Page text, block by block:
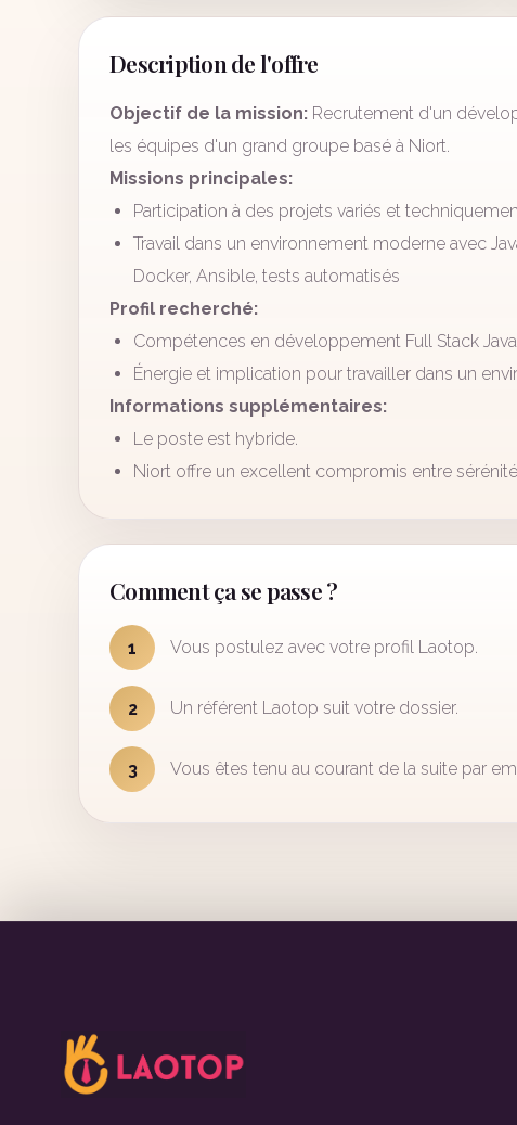
Description de l'offre
Objectif de la mission: Recrutement d'un
les équipes d'un grand groupe basé à Niort.
Missions principales:
Participation à des projets variés et
Travail dans un environnement moderne avec
Docker, Ansible, tests automatisés
Profil recherché:
Compétences en développement Full Stack
Énergie et implication pour travailler dans un
Informations supplémentaires:
Le poste est hybride.
Niort offre un excellent compromis entre
Comment ça se passe ?
1 Vous postulez avec votre profil Laotop.
2 Un référent Laotop suit votre dossier.
3 Vous êtes tenu au courant de la suite par